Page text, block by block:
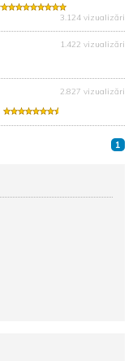
3.124 vizualizări
1.422 vizualizări
2.827 vizualizări
1